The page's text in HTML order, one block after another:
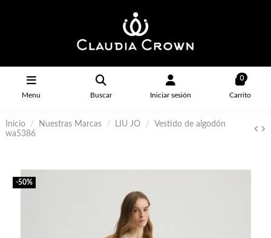
Menu Buscar Iniciar sesión
0
Carrito
Inicio Nuestras Marcas LIU JO
Vestido de algodón
wa5386
-50%